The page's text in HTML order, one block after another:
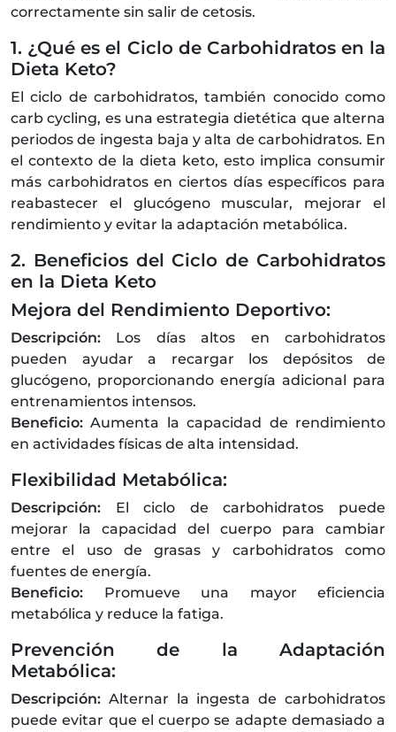
correctamente sin salir de cetosis.
1. ¿Qué es el Ciclo de Carbohidratos en la
Dieta Keto?
El ciclo de carbohidratos, también conocido como
carb cycling, es una estrategia dietética que alterna
periodos de ingesta baja y alta de carbohidratos. En
el contexto de la dieta keto, esto implica consumir
más carbohidratos en ciertos días específicos para
reabastecer el glucógeno muscular, mejorar el
rendimiento y evitar la adaptación metabólica.
2. Beneficios del Ciclo de Carbohidratos
en la Dieta Keto
Mejora del Rendimiento Deportivo:
Descripción: Los días altos en carbohidratos
pueden ayudar a recargar los depósitos de
glucógeno, proporcionando energía adicional para
entrenamientos intensos.
Beneficio:Aumenta la capacidad de rendimiento
en actividades físicas de alta intensidad.
Flexibilidad Metabólica:
Descripción: El ciclo de carbohidratos puede
mejorar la capacidad del cuerpo para cambiar
entre el uso de grasas y carbohidratos como
fuentes de energía.
Beneficio: Promueve una mayor eficiencia
metabólica y reduce la fatiga.
Prevención de la Adaptación
Metabólica:
Descripción: Alternar la ingesta de carbohidratos
puede evitar que el cuerpo se adapte demasiado a